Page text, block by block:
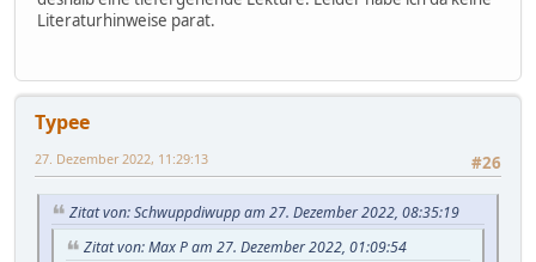
Literaturhinweise parat.
Typee
#26
27. Dezember 2022, 11:29:13
Zitat von: Schwuppdiwupp am 27. Dezember 2022, 08:35:19
Zitat von: Max P am 27. Dezember 2022, 01:09:54